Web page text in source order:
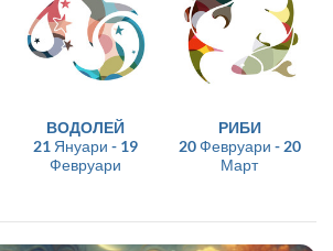
ВОДОЛЕЙ
21 Януари - 19
Февруари
РИБИ
20 Февруари - 20
Март